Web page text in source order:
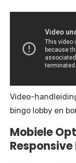
Video-
bingo lobby en
Mobiele